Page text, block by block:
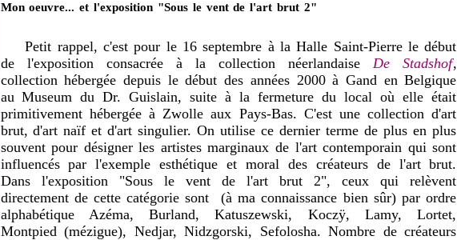
Mon oeuvre... et l'exposition "Sous le vent de l'art brut 2"
Petit rappel, c'est pour le 16 septembre à la Halle Saint-Pierre le début
de l'exposition consacrée à la collection néerlandaiseDe Stadshof,
collection hébergée depuis le début des années 2000 à Gand en Belgique
au Museum du Dr. Guislain, suite à la fermeture du local où elle était
primitivement hébergée à Zwolle aux Pays-Bas. C'est une collection d'art
brut, d'art naïf et d'art singulier. On utilise ce dernier terme de plus en plus
souvent pour désigner les artistes marginaux de l'art contemporain qui sont
influencés par l'exemple esthétique et moral des créateurs de l'art brut.
Dans l'exposition "Sous le vent de l'art brut 2", ceux qui relèvent
directement de cette catégorie sont (à ma connaissance bien sûr) par ordre
alphabétique Azéma, Burland, Katuszewski, Koczÿ, Lamy, Lortet,
Montpied (mézigue), Nedjar, Nidzgorski, Sefolosha. Nombre de créateurs